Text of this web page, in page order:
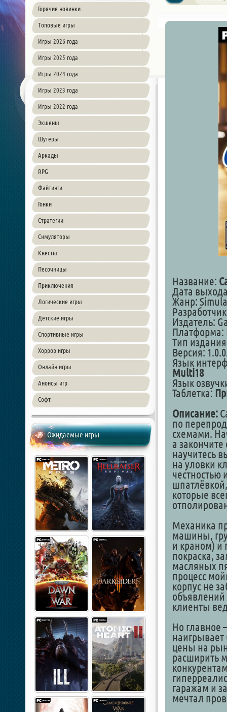
Горячие новинки
Топовые игры
Игры 2026 года
Игры 2025 года
Игры 2024 года
Игры 2023 года
Игры 2022 года
Экшены
Шутеры
Аркады
RPG
Файтинги
Гонки
Стратегии
Симуляторы
Квесты
Песочницы
Приключения
Логические игры
Детские игры
Спортивные игры
Хоррор игры
Онлайн игры
Анонсы игр
Софт
Ожидаемые игры
Название:
Дата
Жанр:
Издатель:
Платформа:
Тип
Версия:
Язык
Multi18
Язык
Таблетка:
Описание:
по
схемами.
а
научитесь
на уловки
которые
Механика
машины,
и краном) и
покраска,
масляных
процесс
корпус не
клиенты
Но главное
наигрывает
цены на
расширить
гаражам и
мечтал